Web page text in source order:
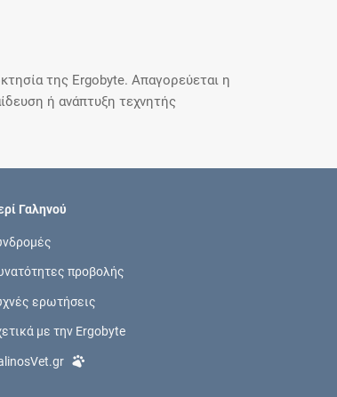
της Ergobyte. Απαγορεύεται η
ή ανάπτυξη τεχνητής
Γαληνού
προβολής
ερωτήσεις
με την Ergobyte